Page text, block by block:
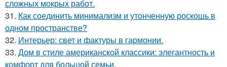
сложных мокрых работ.
31. Как соединить минимализм и утонченную роскошь в
одном пространстве?
32. Интерьер: свет и фактуры в гармонии.
33. Дом в стиле американской классики: элегантность и
комфорт для большой семьи.